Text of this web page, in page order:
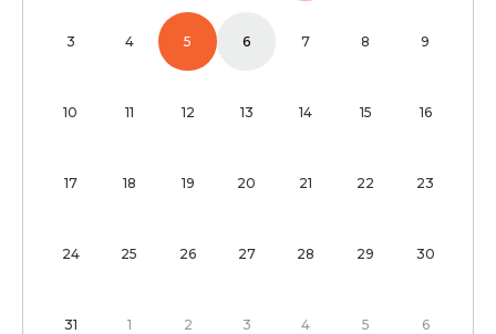
3 4 5 6 7 8 9
10 11 12 13 14 15 16
17 18 19 20 21 22 23
24 25 26 27 28 29 30
31 1 2 3 4 5 6